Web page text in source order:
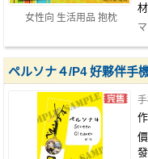
女性向 生活用品 抱枕
ペルソナ４/P4 好夥伴手